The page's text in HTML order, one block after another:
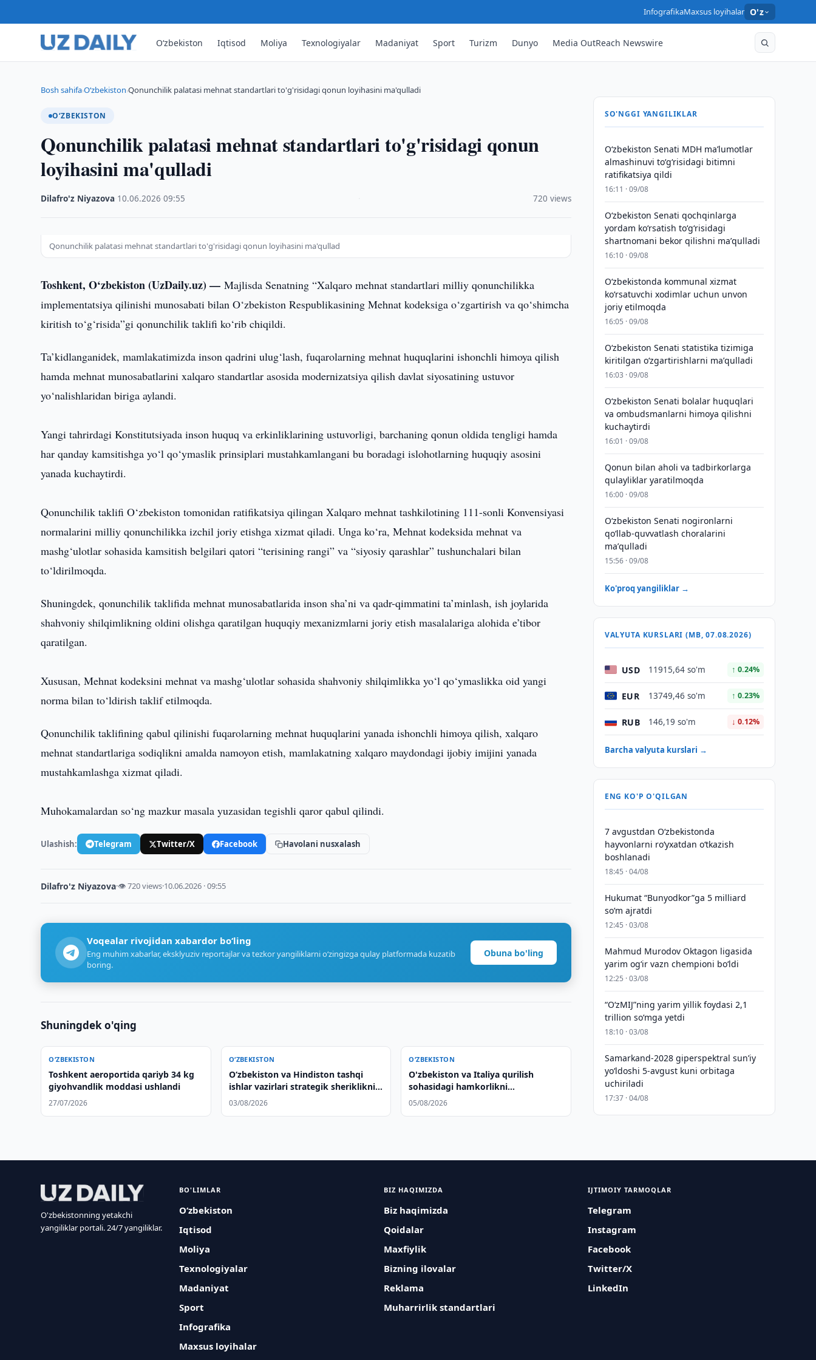
InfografikaMaxsus loyihalar O'z
O‘zbekiston Iqtisod Moliya Texnologiyalar Madaniyat Sport Turizm Dunyo Media OutReach Newswire
Bosh sahifa›O‘zbekiston›Qonunchilik palatasi mehnat standartlari to'g'risidagi qonun loyihasini ma'qulladi
O‘ZBEKISTON
Qonunchilik palatasi mehnat standartlari to'g'risidagi qonun
loyihasini ma'qulladi
Dilafro'z Niyazova 10.06.2026 ·09:55 720 views
Qonunchilik palatasi mehnat standartlari to'g'risidagi qonun loyihasini ma'qullad
Toshkent, O‘zbekiston (UzDaily.uz) —Majlisda Senatning “Xalqaro mehnat standartlari milliy qonunchilikka
implementatsiya qilinishi munosabati bilan O‘zbekiston Respublikasining Mehnat kodeksiga o‘zgartirish va qo‘shimcha
kiritish to‘g‘risida”gi qonunchilik taklifi ko‘rib chiqildi.
Ta’kidlanganidek, mamlakatimizda inson qadrini ulug‘lash, fuqarolarning mehnat huquqlarini ishonchli himoya qilish
hamda mehnat munosabatlarini xalqaro standartlar asosida modernizatsiya qilish davlat siyosatining ustuvor
yo‘nalishlaridan biriga aylandi.
Yangi tahrirdagi Konstitutsiyada inson huquq va erkinliklarining ustuvorligi, barchaning qonun oldida tengligi hamda
har qanday kamsitishga yo‘l qo‘ymaslik prinsiplari mustahkamlangani bu boradagi islohotlarning huquqiy asosini
yanada kuchaytirdi.
Qonunchilik taklifi O‘zbekiston tomonidan ratifikatsiya qilingan Xalqaro mehnat tashkilotining 111-sonli Konvensiyasi
normalarini milliy qonunchilikka izchil joriy etishga xizmat qiladi. Unga ko‘ra, Mehnat kodeksida mehnat va
mashg‘ulotlar sohasida kamsitish belgilari qatori “terisining rangi” va “siyosiy qarashlar” tushunchalari bilan
to‘ldirilmoqda.
Shuningdek, qonunchilik taklifida mehnat munosabatlarida inson sha’ni va qadr-qimmatini ta’minlash, ish joylarida
shahvoniy shilqimlikning oldini olishga qaratilgan huquqiy mexanizmlarni joriy etish masalalariga alohida e’tibor
qaratilgan.
Xususan, Mehnat kodeksini mehnat va mashg‘ulotlar sohasida shahvoniy shilqimlikka yo‘l qo‘ymaslikka oid yangi
norma bilan to‘ldirish taklif etilmoqda.
Qonunchilik taklifining qabul qilinishi fuqarolarning mehnat huquqlarini yanada ishonchli himoya qilish, xalqaro
mehnat standartlariga sodiqlikni amalda namoyon etish, mamlakatning xalqaro maydondagi ijobiy imijini yanada
mustahkamlashga xizmat qiladi.
Muhokamalardan so‘ng mazkur masala yuzasidan tegishli qaror qabul qilindi.
Ulashish: Telegram Twitter/X Facebook Havolani nusxalash
Dilafro'z Niyazova·👁 720 views·10.06.2026 · 09:55
Voqealar rivojidan xabardor bo‘ling
Eng muhim xabarlar, eksklyuziv reportajlar va tezkor yangiliklarni o‘zingizga qulay platformada kuzatib
boring.
Obuna bo'ling
Shuningdek o'qing
O‘ZBEKISTON
Toshkent aeroportida qariyb 34 kg
giyohvandlik moddasi ushlandi
27/07/2026
O‘ZBEKISTON
O‘zbekiston va Hindiston tashqi
ishlar vazirlari strategik sheriklikni
muhokama qildi
03/08/2026
O‘ZBEKISTON
O'zbekiston va Italiya qurilish
sohasidagi hamkorlikni
kengaytiradi
05/08/2026
SO'NGGI YANGILIKLAR
Oʻzbekiston Senati MDH maʼlumotlar
almashinuvi toʻgʻrisidagi bitimni
ratifikatsiya qildi
16:11 · 09/08
Oʻzbekiston Senati qochqinlarga
yordam koʻrsatish toʻgʻrisidagi
shartnomani bekor qilishni maʼqulladi
16:10 · 09/08
Oʻzbekistonda kommunal xizmat
koʻrsatuvchi xodimlar uchun unvon
joriy etilmoqda
16:05 · 09/08
Oʻzbekiston Senati statistika tizimiga
kiritilgan oʻzgartirishlarni maʼqulladi
16:03 · 09/08
Oʻzbekiston Senati bolalar huquqlari
va ombudsmanlarni himoya qilishni
kuchaytirdi
16:01 · 09/08
Qonun bilan aholi va tadbirkorlarga
qulayliklar yaratilmoqda
16:00 · 09/08
Oʻzbekiston Senati nogironlarni
qoʻllab-quvvatlash choralarini
maʼqulladi
15:56 · 09/08
Ko'proq yangiliklar →
VALYUTA KURSLARI (MB, 07.08.2026)
USD 11915,64 so'm ↑ 0.24%
EUR 13749,46 so'm ↑ 0.23%
RUB 146,19 so'm ↓ 0.12%
Barcha valyuta kurslari →
ENG KO'P O'QILGAN
7 avgustdan O‘zbekistonda
hayvonlarni ro‘yxatdan o‘tkazish
boshlanadi
18:45 · 04/08
Hukumat “Bunyodkor”ga 5 milliard
so‘m ajratdi
12:45 · 03/08
Mahmud Murodov Oktagon ligasida
yarim og‘ir vazn chempioni bo‘ldi
12:25 · 03/08
“O‘zMIJ”ning yarim yillik foydasi 2,1
trillion so‘mga yetdi
18:10 · 03/08
Samarkand-2028 giperspektral sun’iy
yo‘ldoshi 5-avgust kuni orbitaga
uchiriladi
17:37 · 04/08
O'zbekistonning yetakchi
yangiliklar portali. 24/7 yangiliklar.
BO'LIMLAR
O‘zbekiston
Iqtisod
Moliya
Texnologiyalar
Madaniyat
Sport
Infografika
Maxsus loyihalar
BIZ HAQIMIZDA
Biz haqimizda
Qoidalar
Maxfiylik
Bizning ilovalar
Reklama
Muharrirlik standartlari
IJTIMOIY TARMOQLAR
Telegram
Instagram
Facebook
Twitter/X
LinkedIn